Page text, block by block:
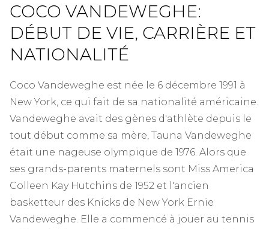
COCO VANDEWEGHE:
DÉBUT DE VIE, CARRIÈRE ET
NATIONALITÉ
Coco Vandeweghe est née le 6 décembre 1991 à
New York, ce qui fait de sa nationalité américaine.
Vandeweghe avait des gènes d'athlète depuis le
tout début comme sa mère, Tauna Vandeweghe
était une nageuse olympique de 1976. Alors que
ses grands-parents maternels sont Miss America
Colleen Kay Hutchins de 1952 et l'ancien
basketteur des Knicks de New York Ernie
Vandeweghe. Elle a commencé à jouer au tennis